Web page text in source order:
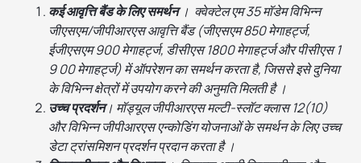
कई आवृत्ति बैंड के लिए समर्थन। क्वेक्टेल एम 35 मॉडेम विभिन्न
जीएसएम/जीपीआरएस आवृत्ति बैंड (जीएसएम 850 मेगाहर्ट्ज,
ईजीएसएम 900 मेगाहर्ट्ज, डीसीएस 1800 मेगाहर्ट्ज और पीसीएस 1
9 00 मेगाहर्ट्ज) में ऑपरेशन का समर्थन करता है, जिससे इसे दुनिया
के विभिन्न क्षेत्रों में उपयोग करने की अनुमति मिलती है ।
उच्च प्रदर्शन। मॉड्यूल जीपीआरएस मल्टी-स्लॉट क्लास 12(10)
और विभिन्न जीपीआरएस एन्कोडिंग योजनाओं के समर्थन के लिए उच्च
डेटा ट्रांसमिशन प्रदर्शन प्रदान करता है ।